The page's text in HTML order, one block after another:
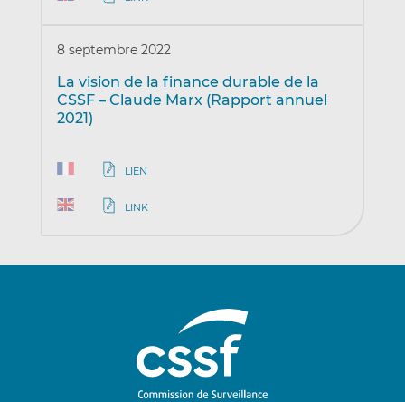
8 septembre 2022
La vision de la finance durable de la
CSSF – Claude Marx (Rapport annuel
2021)
LIEN
LINK